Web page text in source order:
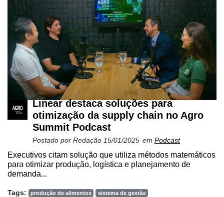
Linear destaca soluções para
otimização da supply chain no Agro
Summit Podcast
Postado por Redação 15/01/2025 em Podcast
Executivos citam solução que utiliza métodos matemáticos
para otimizar produção, logística e planejamento de
demanda...
Tags: produção de alimentos
sistema de gestão